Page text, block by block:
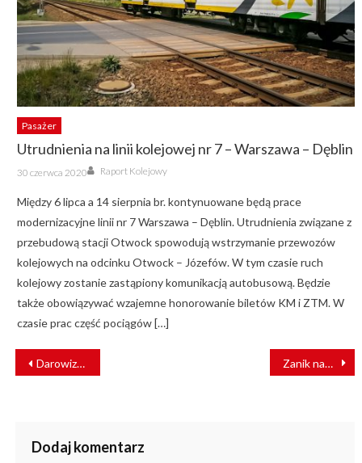
Pasażer
Utrudnienia na linii kolejowej nr 7 – Warszawa – Dęblin
Posted
on
30 czerwca 2020 Author
Raport Kolejowy
Między 6 lipca a 14 sierpnia br. kontynuowane będą prace
modernizacyjne linii nr 7 Warszawa – Dęblin. Utrudnienia związane z
przebudową stacji Otwock spowodują wstrzymanie przewozów
kolejowych na odcinku Otwock – Józefów. W tym czasie ruch
kolejowy zostanie zastąpiony komunikacją autobusową. Będzie
także obowiązywać wzajemne honorowanie biletów KM i ZTM. W
czasie prac część pociągów […]
NAWIGACJA
WPISU
Darowizny od PKP PLK dla organizacji kolejowych Zanik napięcia w sieci trakcyjnej. Trudna podróż do Zakopanego
Dodaj komentarz